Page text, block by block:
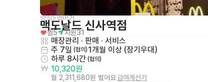
양식>햄버거
맥도날드 신사역점
찜5 지원31
매장관리 · 판매 · 서비스
주 7일 (협의) 1개월 이상 (장기우대)
하루 8시간 (협의)
10,320원
월 2,311,680원 벌어요급여계산기